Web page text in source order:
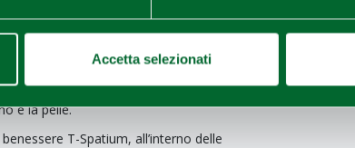
Accetta selezionati
come scoprirete, per lungo tempo è
, ecco comparire all’orizzonte la
che di questo benedetto sale
ricchissima di iodio,
Il che si traduce in un’acqua
e la pelle.
T-Spatium, all’interno delle